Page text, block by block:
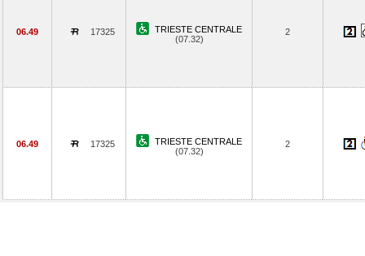
06.49 17325
TRIESTE CENTRALE
(07.32)
2
06.49 17325
TRIESTE CENTRALE
(07.32)
2